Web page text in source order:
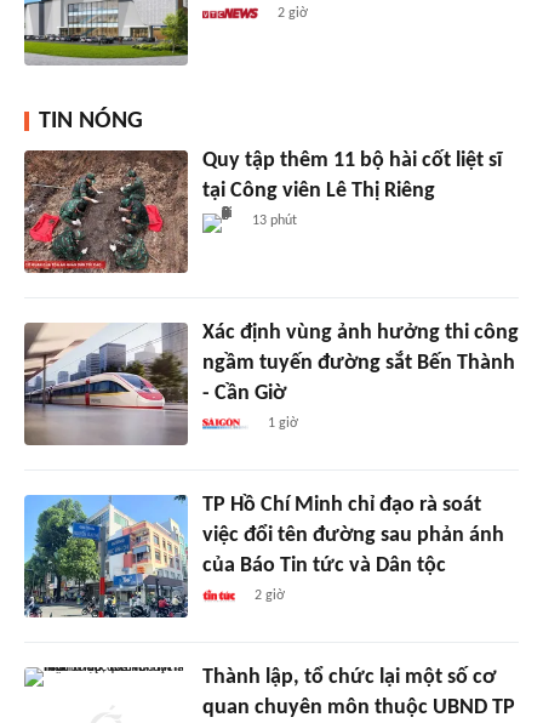
2 giờ
TIN NÓNG
Quy tập thêm 11 bộ hài cốt liệt sĩ
tại Công viên Lê Thị Riêng
13 phút
Xác định vùng ảnh hưởng thi công
ngầm tuyến đường sắt Bến Thành
- Cần Giờ
1 giờ
TP Hồ Chí Minh chỉ đạo rà soát
việc đổi tên đường sau phản ánh
của Báo Tin tức và Dân tộc
2 giờ
Thành lập, tổ chức lại một số cơ
quan chuyên môn thuộc UBND TP